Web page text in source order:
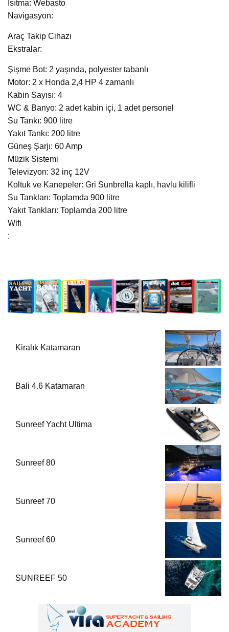
Isıtma: Webasto
Navigasyon:
Araç Takip Cihazı
Ekstralar:
Şişme Bot: 2 yaşında, polyester tabanlı
Motor: 2 x Honda 2,4 HP 4 zamanlı
Kabin Sayısı: 4
WC & Banyo: 2 adet kabin içi, 1 adet personel
Su Tankı: 900 litre
Yakıt Tankı: 200 litre
Güneş Şarjı: 60 Amp
Müzik Sistemi
Televizyon: 32 inç 12V
Koltuk ve Kanepeler: Gri Sunbrella kaplı, havlu kilifli
Su Tankları: Toplamda 900 litre
Yakıt Tankları: Toplamda 200 litre
Wifi
:
Kiralık Katamaran
Bali 4.6 Katamaran
Sunreef Yacht Ultima
Sunreef 80
Sunreef 70
Sunreef 60
SUNREEF 50